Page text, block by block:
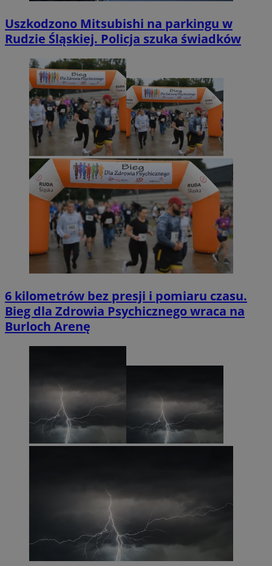
Uszkodzono Mitsubishi na parkingu w
Rudzie Śląskiej. Policja szuka świadków
6 kilometrów bez presji i pomiaru czasu.
Bieg dla Zdrowia Psychicznego wraca na
Burloch Arenę